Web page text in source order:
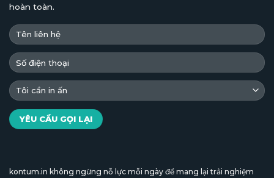
hoàn toàn.
kontum.in không ngừng nỗ lực mỗi ngày để mang lại trải nghiệm